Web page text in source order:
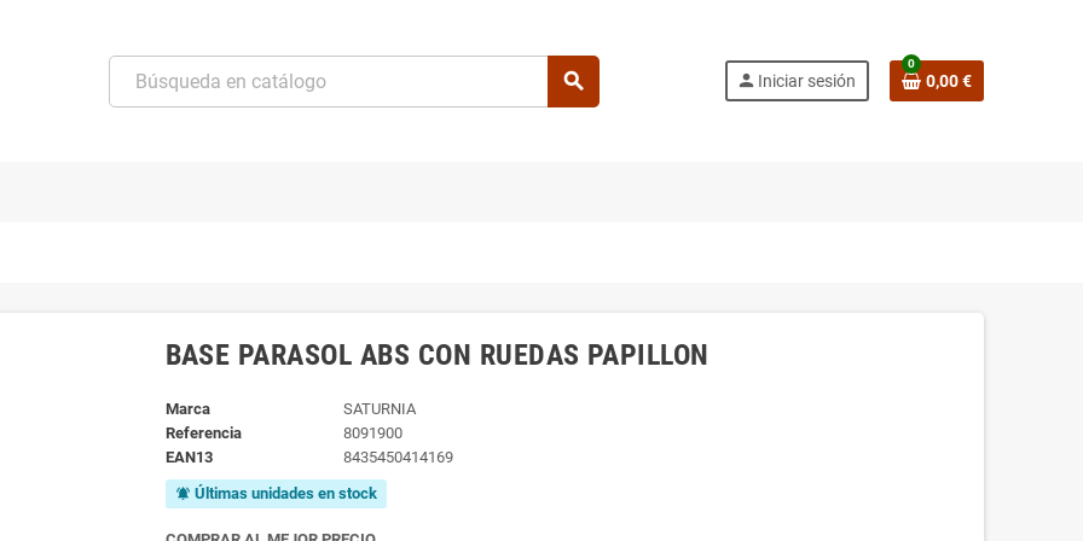
search person Iniciar sesión
0
0,00 €
BASE PARASOL ABS CON RUEDAS PAPILLON
Marca
SATURNIA
Referencia
8091900
EAN13
8435450414169
notifications_active Últimas unidades en stock